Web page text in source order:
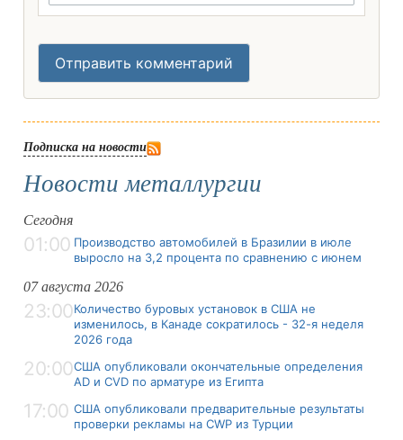
Отправить комментарий
Подписка на новости
Новости металлургии
Сегодня
01:00 Производство автомобилей в Бразилии в июле
выросло на 3,2 процента по сравнению с июнем
07 августа 2026
23:00Количество буровых установок в США не
изменилось, в Канаде сократилось - 32-я неделя
2026 года
20:00США опубликовали окончательные определения
AD и CVD по арматуре из Египта
17:00 США опубликовали предварительные результаты
проверки рекламы на CWP из Турции